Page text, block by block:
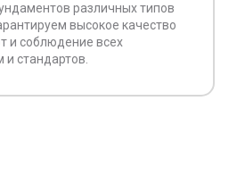
различных типов
высокое качество
и соблюдение всех
стандартов.